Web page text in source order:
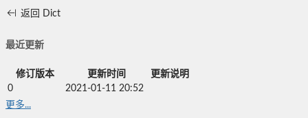
返回 Dict
最近更新
修订版本 更新时间
更新说明
0
2021-01-11 20:52
更多...